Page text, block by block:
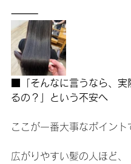
⸻
■「そんなに言うなら、実
るの？」という不安へ
ここが一番大事なポイント
広がりやすい髪の人ほど、